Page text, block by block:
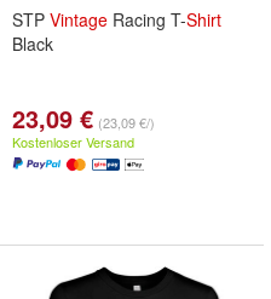
STP Vintage Racing T-Shirt
Black
23,09 € (23,09 €/)
Kostenloser Versand